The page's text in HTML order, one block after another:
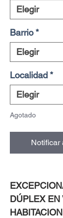
Barrio*
Localidad*
Agotado
Notificar
DÚPLEX EN